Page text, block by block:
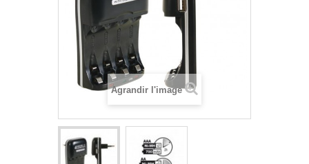
Agrandir l'image